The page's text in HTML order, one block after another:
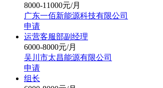
8000-11000元/月
广东一佰新能源科技有限公司
申请
运营客服部副经理
6000-8000元/月
吴川市太昌能源有限公司
申请
组长